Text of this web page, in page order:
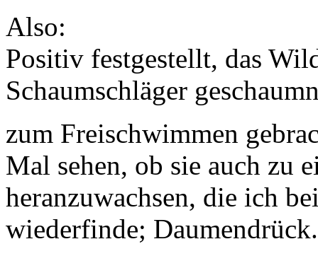
Also:
Positiv festgestellt, das
Schaumschläger
zum Freischwimmen
Mal sehen, ob sie auch zu
heranzuwachsen, die ich
wiederfinde; Daumendrück.